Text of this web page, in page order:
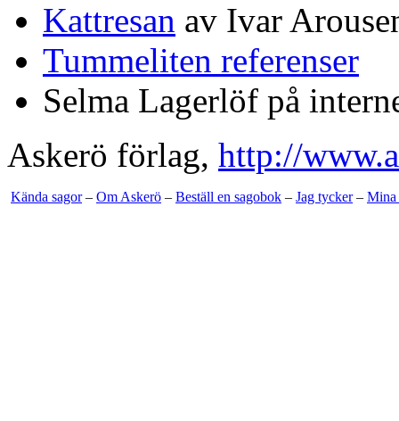
Kattresan av Ivar
Tummeliten referenser
Selma Lagerlöf på
Askerö förlag, http://
Kända sagor– Om Askerö – Beställ en sagobok – Jag tycker– Mina